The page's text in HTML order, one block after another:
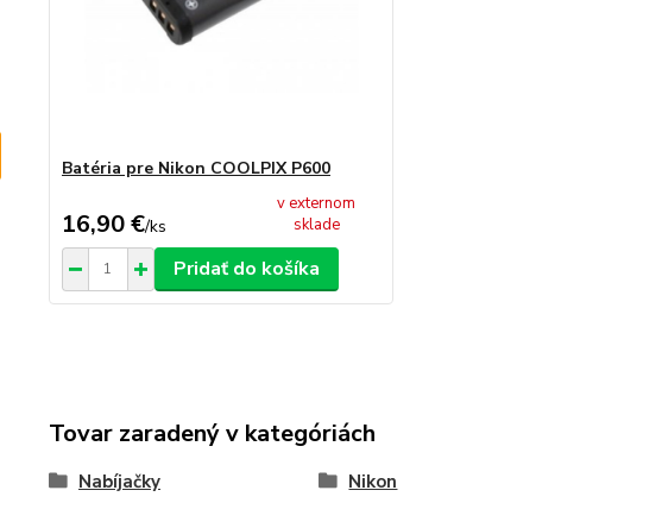
Batéria pre Nikon COOLPIX P600
16,90 €/ks
v externom
sklade
Pridať do košíka
Tovar zaradený v kategóriách
Nabíjačky Nikon